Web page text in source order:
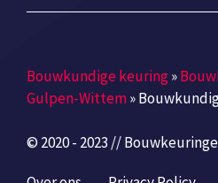
Bouwkundige keuring»
Gulpen-Wittem»
© 2020 - 2023 //